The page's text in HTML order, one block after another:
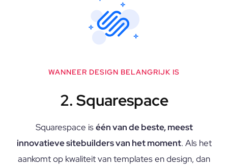
WANNEER DESIGN BELANGRIJK IS
2. Squarespace
Squarespace iséén van de beste, meest
innovatieve sitebuilders van het moment. Als het
aankomt op kwaliteit van templates en design, dan